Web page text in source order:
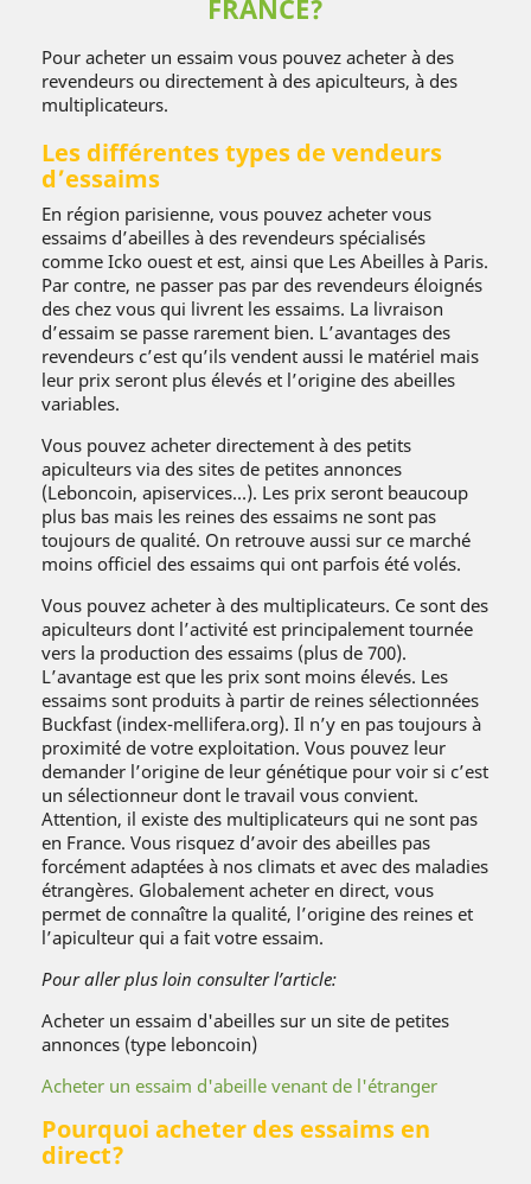
FRANCE?
Pour acheter un essaim vous pouvez acheter à des
revendeurs ou directement à des apiculteurs, à des
multiplicateurs.
Les différentes types de vendeurs
d’essaims
En région parisienne, vous pouvez acheter vous
essaims d’abeilles à des revendeurs spécialisés
comme Icko ouest et est, ainsi que Les Abeilles à Paris.
Par contre, ne passer pas par des revendeurs éloignés
des chez vous qui livrent les essaims. La livraison
d’essaim se passe rarement bien. L’avantages des
revendeurs c’est qu’ils vendent aussi le matériel mais
leur prix seront plus élevés et l’origine des abeilles
variables.
Vous pouvez acheter directement à des petits
apiculteurs via des sites de petites annonces
(Leboncoin, apiservices…). Les prix seront beaucoup
plus bas mais les reines des essaims ne sont pas
toujours de qualité. On retrouve aussi sur ce marché
moins officiel des essaims qui ont parfois été volés.
Vous pouvez acheter à des multiplicateurs. Ce sont des
apiculteurs dont l’activité est principalement tournée
vers la production des essaims (plus de 700).
L’avantage est que les prix sont moins élevés. Les
essaims sont produits à partir de reines sélectionnées
Buckfast (index-mellifera.org). Il n’y en pas toujours à
proximité de votre exploitation. Vous pouvez leur
demander l’origine de leur génétique pour voir si c’est
un sélectionneur dont le travail vous convient.
Attention, il existe des multiplicateurs qui ne sont pas
en France. Vous risquez d’avoir des abeilles pas
forcément adaptées à nos climats et avec des maladies
étrangères. Globalement acheter en direct, vous
permet de connaître la qualité, l’origine des reines et
l’apiculteur qui a fait votre essaim.
Pour aller plus loin consulter l’article:
Acheter un essaim d'abeilles sur un site de petites
annonces (type leboncoin)
Acheter un essaim d'abeille venant de l'étranger
Pourquoi acheter des essaims en
direct?